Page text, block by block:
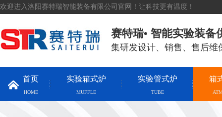
欢迎进入洛阳赛特瑞智能装备有限公司官网！让科技更有温度！
赛特瑞• 智能实验装备
集研发设计、销售、售后维
首页
HOME
实验箱式炉
MUFFLE
实验管式炉
TUBE
箱